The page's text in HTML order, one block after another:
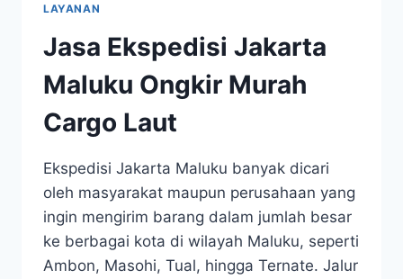
LAYANAN
Jasa Ekspedisi Jakarta
Maluku Ongkir Murah
Cargo Laut
Ekspedisi Jakarta Maluku banyak dicari
oleh masyarakat maupun perusahaan yang
ingin mengirim barang dalam jumlah besar
ke berbagai kota di wilayah Maluku, seperti
Ambon, Masohi, Tual, hingga Ternate. Jalur